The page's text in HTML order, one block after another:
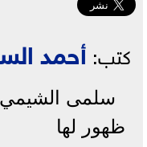
كتب: أحمد
سلمى الشيمي
ظهور لها